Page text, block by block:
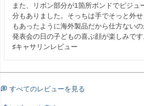
また、リボン部分が1箇所ボンドでビジュ
分もありました。そっちは手でそっと外
もあったように海外製品だから仕方ないの
発表会の日の子どもの喜ぶ顔が楽しみです
♯キャサリンレビュー
すべてのレビューを見る